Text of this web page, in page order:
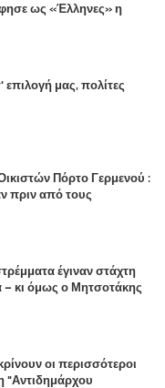
ως «Έλληνες» η
μας, πολίτες
Πόρτο Γερμενού :
πριν από τους
έγιναν στάχτη
κι όμως ο Μητσοτάκης
του 2023,ενώ 50%
οι περισσότεροι
"Αντιδημάρχου